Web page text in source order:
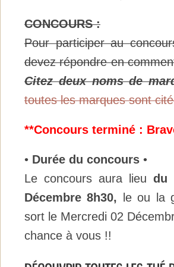
CONCOURS :
Pour participer au
devez répondre en
Citez deux noms de
toutes les marques sont
**Concours terminé :
• Durée du concours •
Le concours aura lieudu
Décembre 8h30,
le ou la
sort le Mercredi 02
chance à vous !!